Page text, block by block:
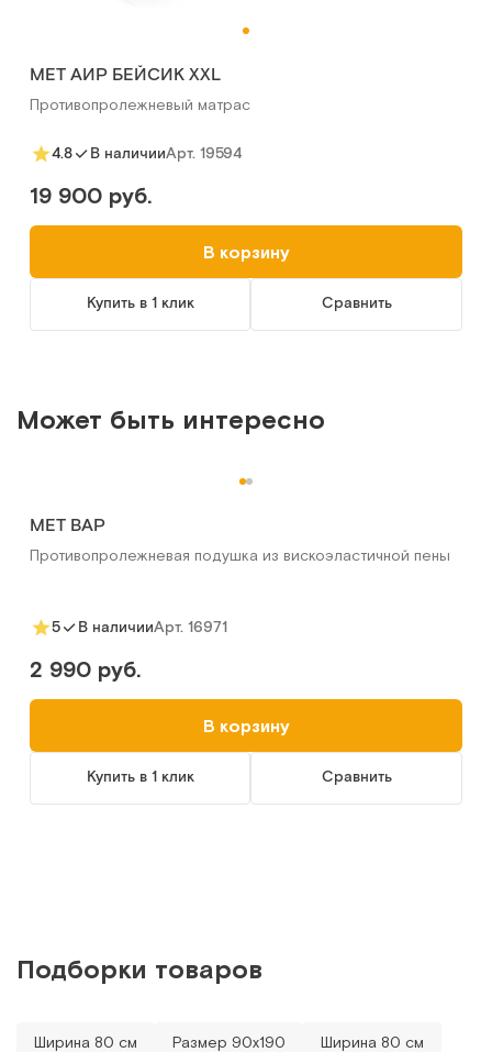
MET АИР БЕЙСИК XXL
Противопролежневый матрас
4.8 В наличииАрт. 19594
19 900 руб.
В корзину
Купить в 1 клик Сравнить
Может быть интересно
MET ВАР
Противопролежневая подушка из вискоэластичной пены
5 В наличииАрт. 16971
2 990 руб.
В корзину
Купить в 1 клик Сравнить
Подборки товаров
Ширина 80 см Размер 90х190 Ширина 80 см